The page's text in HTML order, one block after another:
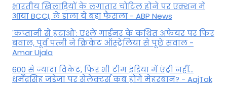
भारतीय खिलाड़ियों के लगातार चोटिल होने पर एक्शन में
आया BCCI, ले डाला ये बड़ा फैसला - ABP News
'कप्तानी से हटाओ': एश्ले गार्डनर के कथित अफेयर पर फिर
बवाल, पूर्व पत्नी ने क्रिकेट ऑस्ट्रेलिया से पूछे सवाल -
Amar Ujala
600 से ज्यादा विकेट, फिर भी टीम इंडिया में एंट्री नहीं...
धर्मेंद्रसिंह जडेजा पर सेलेक्टर्स कब होंगे मेहरबान? - AajTak